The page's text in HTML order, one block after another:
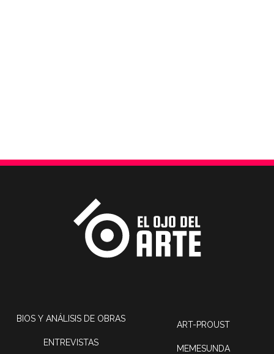
BIOS Y ANÁLISIS DE OBRAS
ENTREVISTAS
ART-PROUST
MEMESUNDA